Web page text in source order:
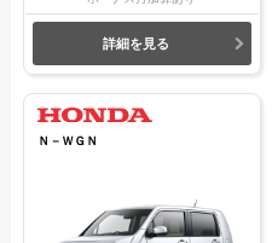
詳細を見る
Ｎ－ＷＧＮ